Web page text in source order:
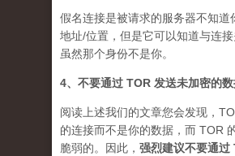
假名连接是被请求的服务器不知道
地址/位置，但是它可以知道与连接
虽然那个身份不是你。
4、不要通过 TOR 发送未加密的数
阅读上述我们的文章您会发现，
的连接而不是你的数据，而 TOR
脆弱的。因此， 强烈建议不要通过